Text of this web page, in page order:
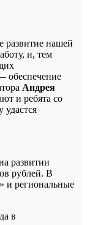
развитие нашей
и, тем
обеспечение
Андрея
и ребята со
удастся
развитии
рублей. В
и региональные
в